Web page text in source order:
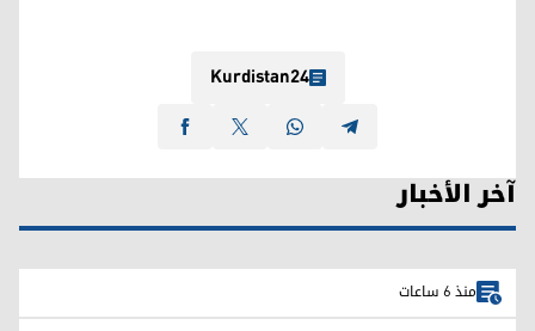
Kurdistan24
آخر الأخبار
منذ 6 ساعات